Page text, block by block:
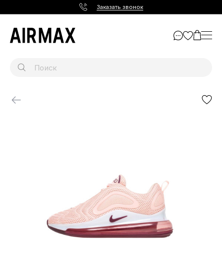
Заказать звонок